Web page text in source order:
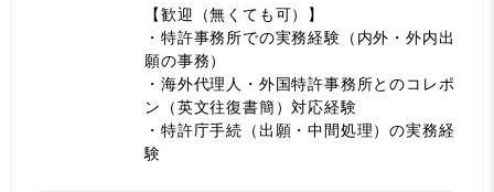
【歓迎（無くても可）】
・特許事務所での実務経験（内外・外内出
願の事務）
・海外代理人・外国特許事務所とのコレポ
ン（英文往復書簡）対応経験
・特許庁手続（出願・中間処理）の実務経
験